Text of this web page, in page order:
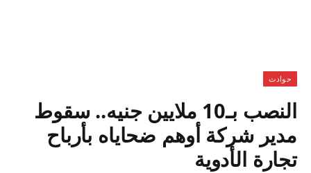
حوادث
النصب بـ10 ملايين جنيه.. سقوط
مدير شركة أوهم ضحاياه بأرباح
تجارة الأدوية